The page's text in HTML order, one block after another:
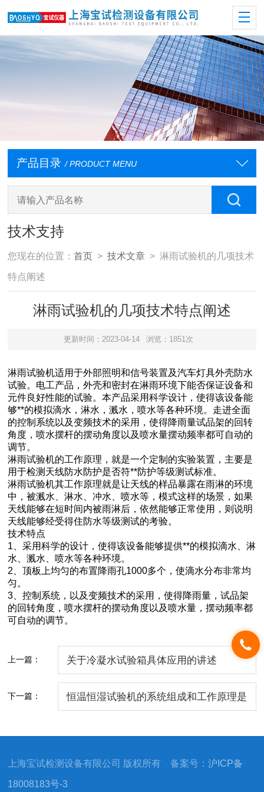
产品目录 / PRODUCT MENU
技术支持
您现在的位置：首页 >技术文章 > 淋雨试验机的几项技术
特点阐述
淋雨试验机的几项技术特点阐述
更新时间：2023-04-14 浏览：1851次
淋雨试验机适用于外部照明和信号装置及汽车灯具外壳防水
试验。电工产品，外壳和密封在淋雨环境下能否保证设备和
元件良好性能的试验。本产品采用科学设计，使得该设备能
够**的模拟滴水，淋水，溅水，喷水等各种环境。走进全面
的控制系统以及变频技术的采用，使得降雨量试品架的回转
角度，喷水摆杆的摆动角度以及喷水量摆动频率都可自动的
调节。
淋雨试验机的工作原理，就是一个定制的实验装置，主要是
用于检测天线防水防护是否符**防护等级测试标准。
淋雨试验机其工作原理就是让天线的样品暴露在雨淋的环境
中，被溅水、淋水、冲水、喷水等，模式这样的场景，如果
天线能够在短时间内被雨淋后，依然能够正常使用，则说明
天线能够经受得住防水等级测试的考验。
技术特点
1、采用科学的设计，使得该设备能够提供**的模拟滴水、淋
水、溅水、喷水等各种环境。
2、顶板上均匀的布置降雨孔1000多个，使滴水分布非常均
匀。
3、控制系统，以及变频技术的采用，使得降雨量，试品架
的回转角度，喷水摆杆的摆动角度以及喷水量，摆动频率都
可自动的调节。
上一篇： 关于冷凝水试验箱具体应用的讲述
下一篇： 恒温恒湿试验机的系统组成和工作原理是
上海宝试检测设备有限公司 版权所有 备案号：沪ICP备
18008183号-3